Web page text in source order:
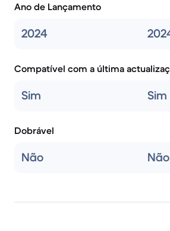
Ano de Lançamento
2024
Compatível com a última
Sim Sim
Dobrável
Não Não